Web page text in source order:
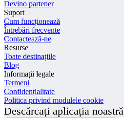
Devino partener
Suport
Cum funcționează
Întrebări frecvente
Contactează-ne
Resurse
Toate destinațiile
Blog
Informații legale
Termeni
Confidențialitate
Politica privind modulele cookie
Descărcați aplicația noastră